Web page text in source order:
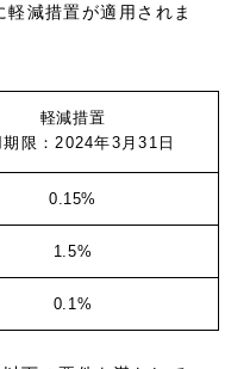
軽減措置が適用されま
軽減措置
期限：2024年3月31日
0.15%
1.5%
0.1%